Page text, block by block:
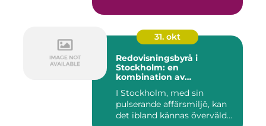
31. okt
Redovisningsbyrå i
Stockholm: en
kombination av
personlig service
I Stockholm, med sin
pulserande affärsmiljö, kan
det ibland kännas överväld...